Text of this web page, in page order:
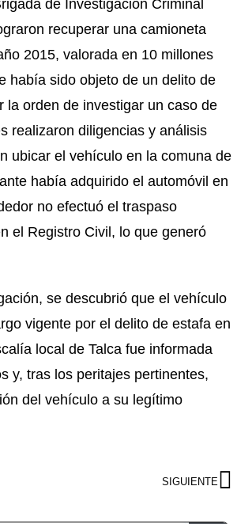
de Investigación Criminal
recuperar una camioneta
2015, valorada en 10 millones
había sido objeto de un delito de
la orden de investigar un caso de
realizaron diligencias y análisis
ubicar el vehículo en la comuna de
había adquirido el automóvil en
no efectuó el traspaso
el Registro Civil, lo que generó
se descubrió que el vehículo
vigente por el delito de estafa en
local de Talca fue informada
y, tras los peritajes pertinentes,
del vehículo a su legítimo
SIGUIENTE